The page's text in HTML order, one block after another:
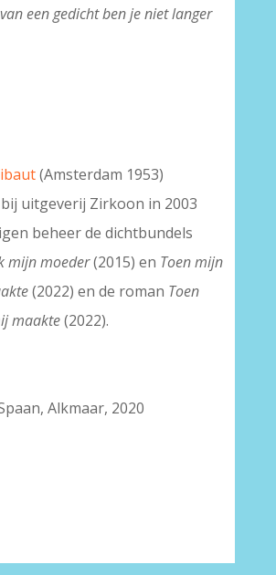
een gedicht ben je niet langer
(Amsterdam 1953)
uitgeverij Zirkoon in 2003
beheer de dichtbundels
mijn moeder(2015) en Toen mijn
(2022) en de roman Toen
maakte(2022).
Alkmaar, 2020